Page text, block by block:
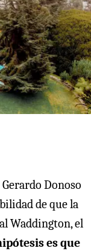
Donoso
de que la
Waddington, el
es que